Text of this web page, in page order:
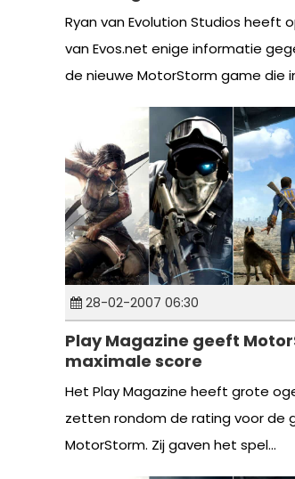
Ryan van Evolution Studios heeft
van Evos.net enige informatie
de nieuwe MotorStorm game die
28-02-2007 06:30
Play Magazine geeft
maximale score
Het Play Magazine heeft grote
zetten rondom de rating voor de
MotorStorm. Zij gaven het spel...